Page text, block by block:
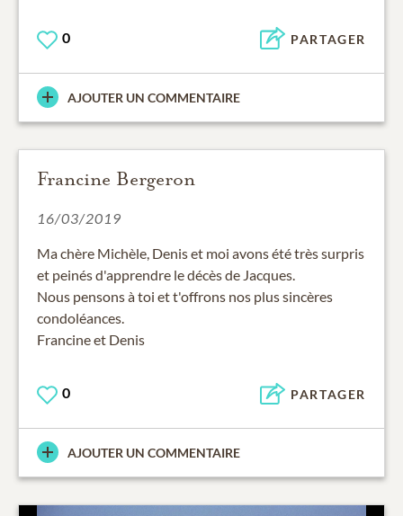
0 PARTAGER
AJOUTER UN COMMENTAIRE
Francine Bergeron
16/03/2019
Ma chère Michèle, Denis et moi avons été très surpris
et peinés d'apprendre le décès de Jacques.
Nous pensons à toi et t'offrons nos plus sincères
condoléances.
Francine et Denis
0 PARTAGER
AJOUTER UN COMMENTAIRE